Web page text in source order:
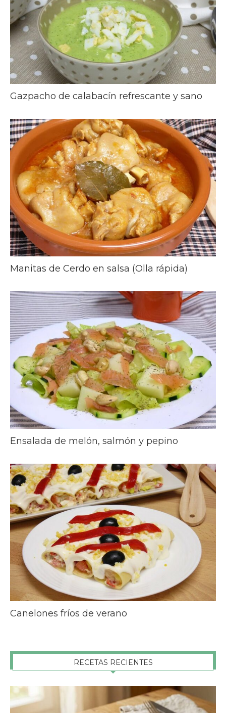
Gazpacho de calabacín refrescante y sano
Manitas de Cerdo en salsa (Olla rápida)
Ensalada de melón, salmón y pepino
Canelones fríos de verano
RECETAS RECIENTES